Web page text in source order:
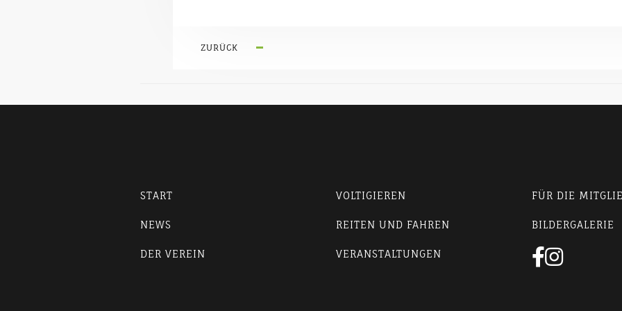
ZURÜCK
START
NEWS
DER VEREIN
VOLTIGIEREN
REITEN UND FAHREN
VERANSTALTUNGEN
FÜR DIE
BILDERGALERIE
